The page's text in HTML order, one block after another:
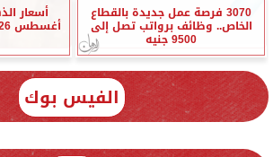
3070 فرصة عمل جديدة بالقطاع
الخاص.. وظائف برواتب تصل إلى
9500 جنيه
الفيس بوك